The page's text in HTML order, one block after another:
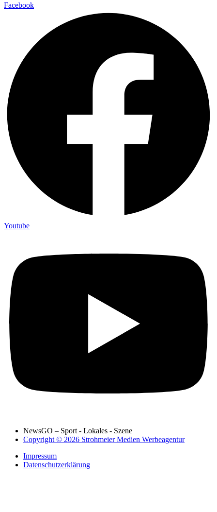
Facebook
Youtube
NewsGO – Sport - Lokales - Szene
Copyright © 2026 Strohmeier Medien Werbeagentur
Impressum
Datenschutzerklärung